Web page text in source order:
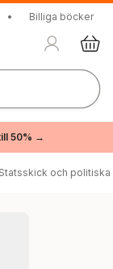
• Billiga böcker
50% →
Statsskick och